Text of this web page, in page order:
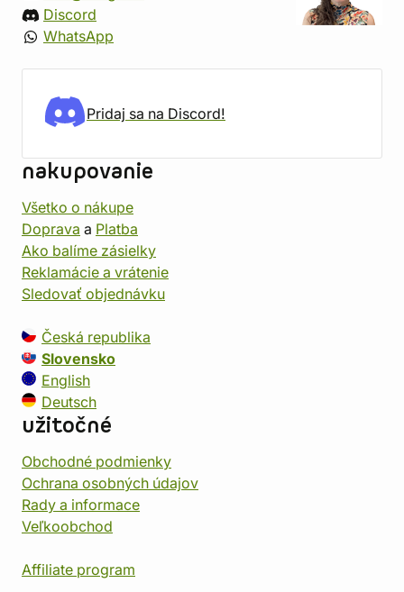
Discord
WhatsApp
Pridaj sa na Discord!
nakupovanie
Všetko o nákupe
Doprava a Platba
Ako balíme zásielky
Reklamácie a vrátenie
Sledovať objednávku
Česká republika
Slovensko
English
Deutsch
užitočné
Obchodné podmienky
Ochrana osobných údajov
Rady a informace
Veľkoobchod
Affiliate program